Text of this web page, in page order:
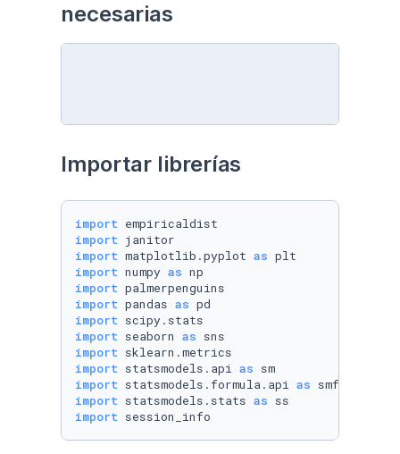
necesarias
Importar librerías
import
import
import matplotlib.pyplot as
import numpy as
import
import pandas as
import
import seaborn as
import
import statsmodels.api as
import statsmodels.formula.api as
import statsmodels.stats as
import session_info